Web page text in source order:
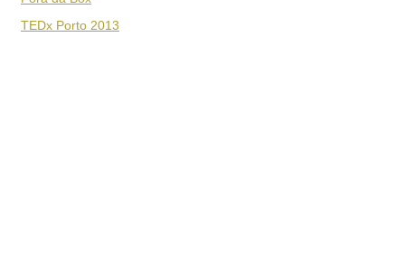
TEDx Porto 2013